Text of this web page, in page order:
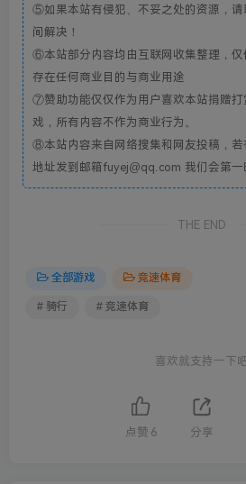
⑤如果本站有侵犯、不妥之处的资源，请
间解决！
⑥本站部分内容均由互联网收集整理，仅
存在任何商业目的与商业用途
⑦赞助功能仅仅作为用户喜欢本站捐赠打
戏，所有内容不作为商业行为。
⑧本站内容来自网络搜集和网友投稿，若
地址发到邮箱fuyej@qq.com 我们会第一
THE END
全部游戏 竞速体育
# 骑行 # 竞速体育
喜欢就支持一下吧
点赞 6 分享